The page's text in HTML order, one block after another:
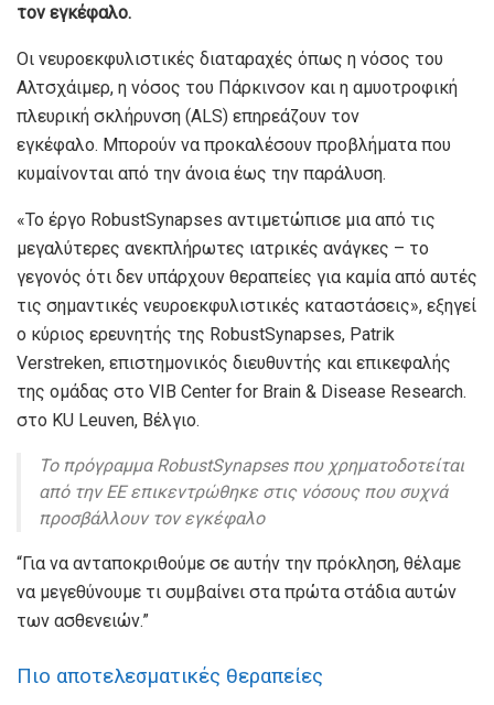
τον εγκέφαλο.
Οι νευροεκφυλιστικές διαταραχές όπως η νόσος του
Αλτσχάιμερ, η νόσος του Πάρκινσον και η αμυοτροφική
πλευρική σκλήρυνση (ALS) επηρεάζουν τον
εγκέφαλο. Μπορούν να προκαλέσουν προβλήματα που
κυμαίνονται από την άνοια έως την παράλυση.
«Το έργο RobustSynapses αντιμετώπισε μια από τις
μεγαλύτερες ανεκπλήρωτες ιατρικές ανάγκες – το
γεγονός ότι δεν υπάρχουν θεραπείες για καμία από αυτές
τις σημαντικές νευροεκφυλιστικές καταστάσεις», εξηγεί
ο κύριος ερευνητής της RobustSynapses, Patrik
Verstreken, επιστημονικός διευθυντής και επικεφαλής
της ομάδας στο VIB Center for Brain & Disease Research.
στο KU Leuven, Βέλγιο.
Το πρόγραμμα RobustSynapses που χρηματοδοτείται
από την ΕΕ επικεντρώθηκε στις νόσους που συχνά
προσβάλλουν τον εγκέφαλο
“Για να ανταποκριθούμε σε αυτήν την πρόκληση, θέλαμε
να μεγεθύνουμε τι συμβαίνει στα πρώτα στάδια αυτών
των ασθενειών.”
Πιο αποτελεσματικές θεραπείες